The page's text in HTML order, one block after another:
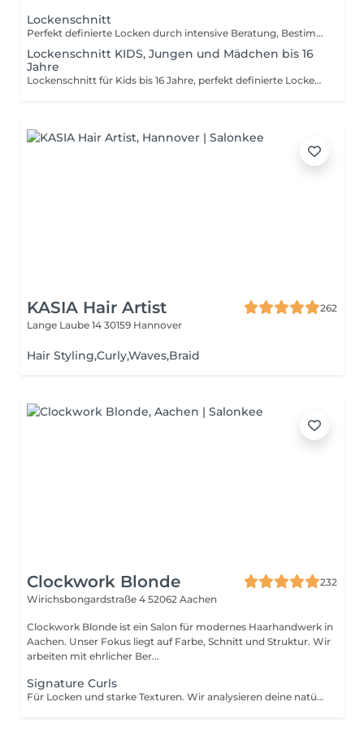
Lockenschnitt
Perfekt definierte Locken durch intensive Beratung, Bestimmung des Lockentyps, langlebiger Haarschnitt, gesunde Haare und ein individuell angepasstes Lockenstyling. Wichtig: Bitte buchen Sie bei langen Haaren den Mehraufwand hinzu, um die Zeit für Sie reservieren zu können.
Lockenschnitt KIDS, Jungen und Mädchen bis 16
Jahre
Lockenschnitt für Kids bis 16 Jahre, perfekt definierte Locken durch intensive Beratung, Bestimmung des Lockentyps, langlebiger Haarschnitt, gesunde Haare und ein individuell angepasstes Lockenstyling.
KASIA Hair Artist
262
Lange Laube 14 30159 Hannover
Hair Styling,Curly,Waves,Braid
Clockwork Blonde
232
Wirichsbongardstraße 4 52062 Aachen
Clockwork Blonde ist ein Salon für modernes Haarhandwerk in
Aachen. Unser Fokus liegt auf Farbe, Schnitt und Struktur. Wir
arbeiten mit ehrlicher Ber...
Signature Curls
Für Locken und starke Texturen. Wir analysieren deine natürliche Haarstruktur, Haar- und Kopfhautzustand sowie Curls Routine anschließend schneiden wir passend zum Fall deiner Locken und Wünsche und stylen mit einer geeigneten Curl-Routine. Ziel ist mehr Form, Definition, Bündelung und Balance. Enthalten sind Beratung, Waschen, Schneiden, Tiefenhaarpflege und Curl-Styling. Dieser Termin ist für Haare gedacht, die im Alltag natürlich lockig oder stark texturiert getragen werden.